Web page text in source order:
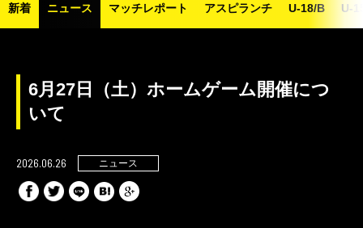
新着 ニュース マッチレポート アスピランチ U-18/B U-
6月27日（土）ホームゲーム開催につ
いて
2026.06.26 ニュース